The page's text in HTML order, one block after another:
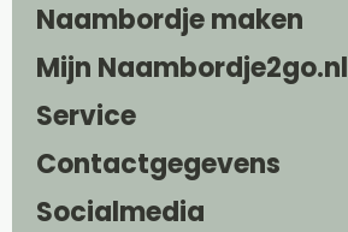
Naambordje maken
Mijn Naambordje2go.nl
Service
Contactgegevens
Socialmedia